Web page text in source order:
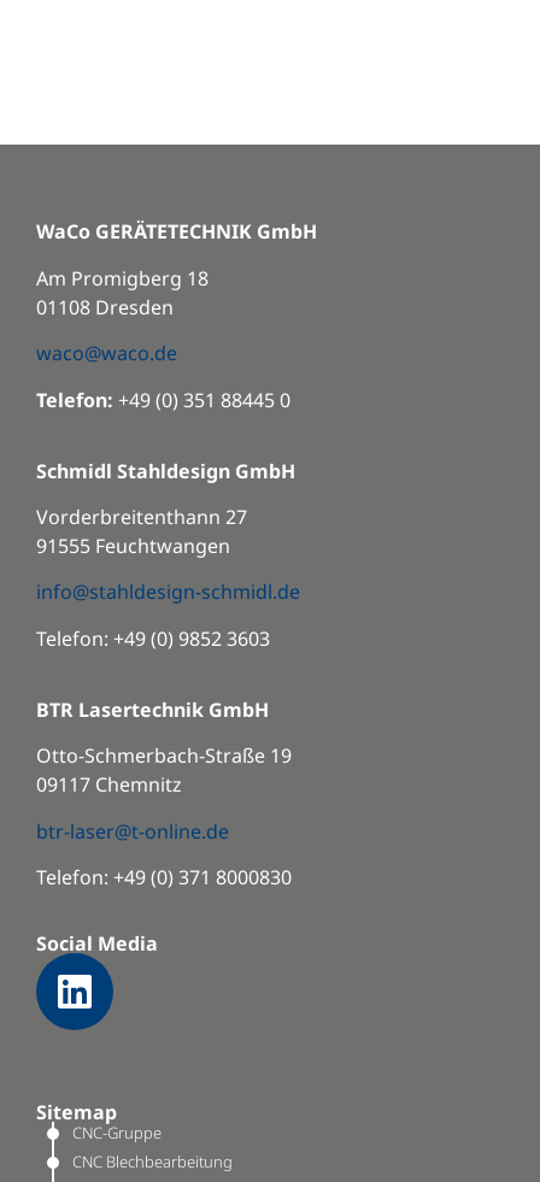
WaCo GERÄTETECHNIK GmbH
Am Promigberg 18
01108 Dresden
waco@waco.de
Telefon: +49 (0) 351 88445 0
Schmidl Stahldesign GmbH
Vorderbreitenthann 27
91555 Feuchtwangen
info@stahldesign-schmidl.de
Telefon: +49 (0) 9852 3603
BTR Lasertechnik GmbH
Otto-Schmerbach-Straße 19
09117 Chemnitz
btr-laser@t-online.de
Telefon: +49 (0) 371 8000830
Social Media
Sitemap
CNC-Gruppe
CNC Blechbearbeitung